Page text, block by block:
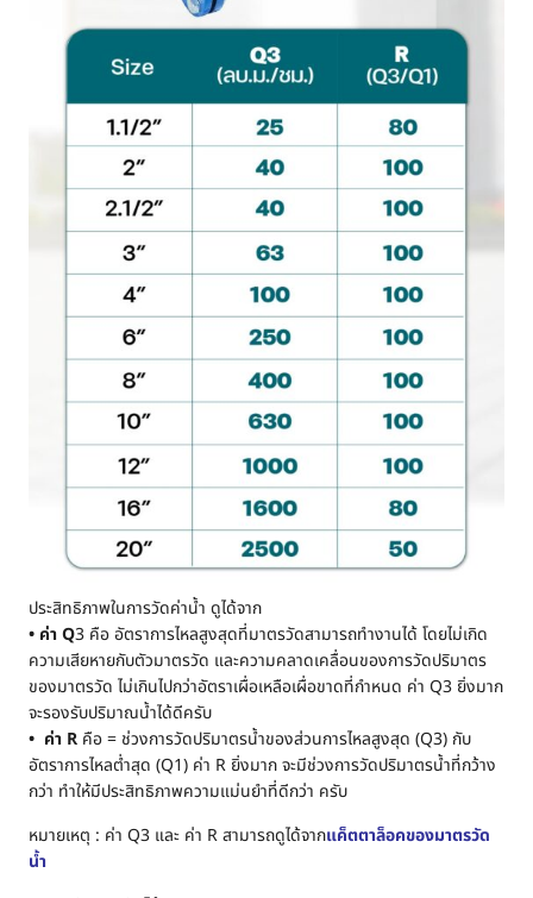
ประสิทธิภาพในการวัดค่าน้ำ ดูได้จาก
• ค่า Q3 คือ อัตราการไหลสูงสุดที่มาตรวัดสามารถทำงานได้ โดยไม่เกิด
ความเสียหายกับตัวมาตรวัด และความคลาดเคลื่อนของการวัดปริมาตร
ของมาตรวัด ไม่เกินไปกว่าอัตราเผื่อเหลือเผื่อขาดที่กำหนด ค่า Q3 ยิ่งมาก
จะรองรับปริมาณน้ำได้ดีครับ
• ค่า R คือ = ช่วงการวัดปริมาตรน้ำของส่วนการไหลสูงสุด (Q3) กับ
อัตราการไหลต่ำสุด (Q1) ค่า R ยิ่งมาก จะมีช่วงการวัดปริมาตรน้ำที่กว้าง
กว่า ทำให้มีประสิทธิภาพความแม่นยำที่ดีกว่า ครับ
หมายเหตุ : ค่า Q3 และ ค่า R สามารถดูได้จากแค็ตตาล็อคของมาตรวัด
น้ำ